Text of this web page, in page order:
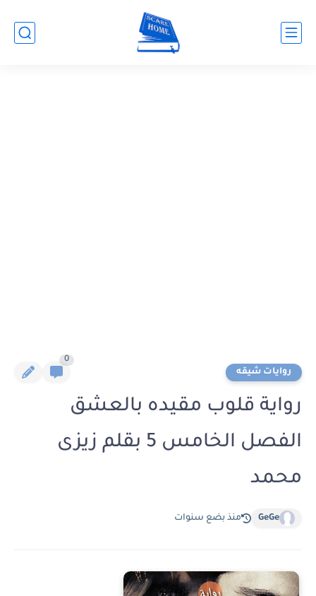
روايات شيقه
0
رواية قلوب مقيده بالعشق
الفصل الخامس 5 بقلم زيزى
محمد
GeGe منذ بضع سنوات